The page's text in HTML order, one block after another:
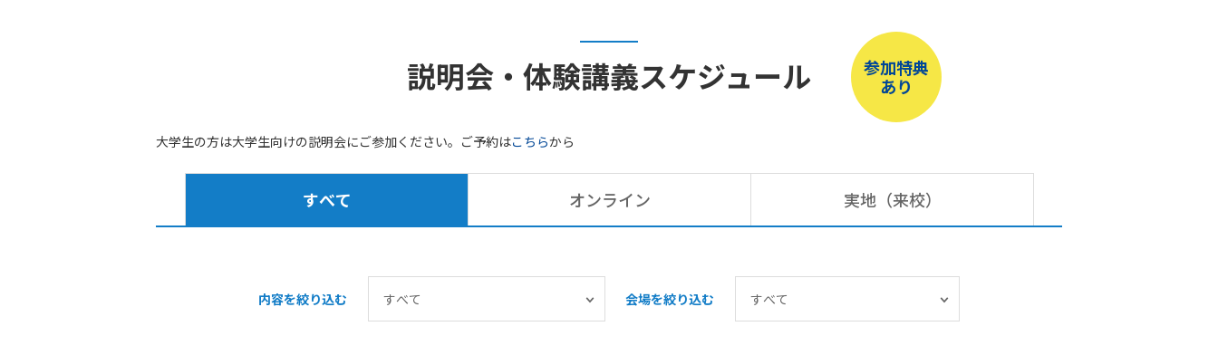
参加特典
あり
説明会・体験講義スケジュール
大学生の方は大学生向けの説明会にご参加ください。ご予約はこちらから
すべて オンライン 実地（来校）
内容を絞り込む 会場を絞り込む